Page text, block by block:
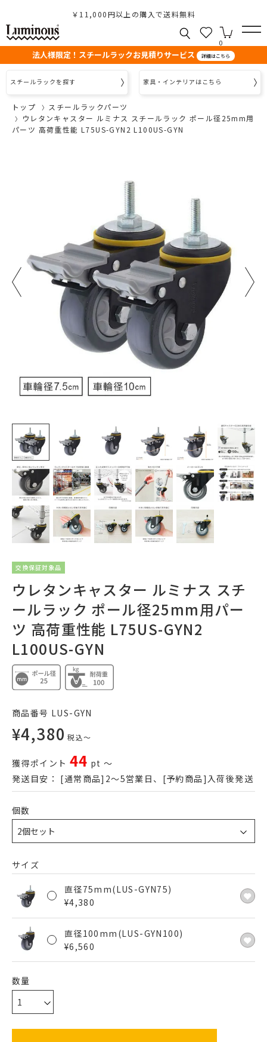
￥11,000円以上の購入で送料無料
0
法人様限定！スチールラックお見積りサービス 詳細はこちら
スチールラックを探す 家具・インテリアはこちら
トップ
スチールラックパーツ
ウレタンキャスター ルミナス スチールラック ポール径25mm用
パーツ 高荷重性能 L75US-GYN2 L100US-GYN
交換保証対象品
ウレタンキャスター ルミナス スチ
ールラック ポール径25mm用パー
ツ 高荷重性能 L75US-GYN2
L100US-GYN
商品番号 LUS-GYN
¥4,380 税込〜
獲得ポイント 44 pt 〜
発送目安： [通常商品]2～5営業日、[予約商品]入荷後発送
個数
サイズ
直径75mm(LUS-GYN75)
¥4,380
直径100mm(LUS-GYN100)
¥6,560